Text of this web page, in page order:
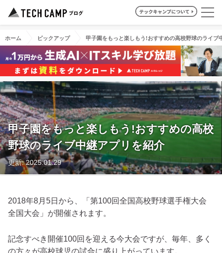
ホーム ピックアップ 甲子園をもっと楽しもう!おすすめの高校野球のライブ
甲子園をもっと楽しもう!おすすめの高校
野球のライブ中継アプリを紹介
更新: 2025.01.29
2018年8月5日から、「第100回全国高校野球選手権大会
全国大会」が開催されます。
記念すべき開催100回を迎える今大会ですが、毎年、多く
の方々が高校球児の試合に盛り上がっています。